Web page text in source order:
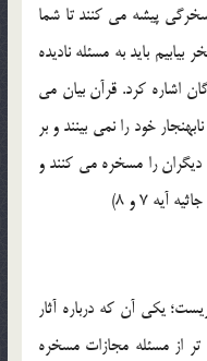
پيشه مي كنند تا شما
بيابيم بايد به مسئله ناديده
اشاره كرد. قرآن بيان مي
خود را نمي بينند و بر
را مسخره مي كنند و
يكي آن كه درباره آثار
از مسئله مجازات مسخره